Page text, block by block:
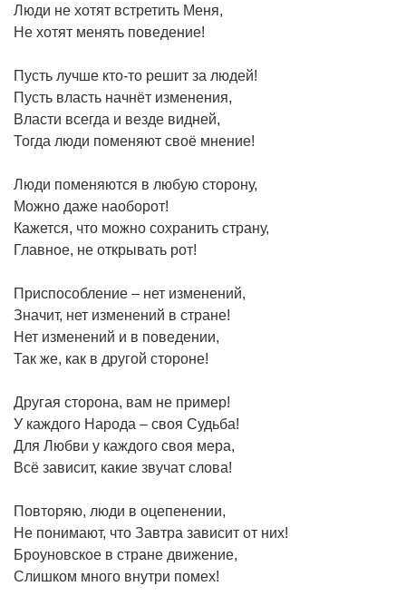
Люди не хотят встретить Меня,
Не хотят менять поведение!
Пусть лучше кто-то решит за людей!
Пусть власть начнёт изменения,
Власти всегда и везде видней,
Тогда люди поменяют своё мнение!
Люди поменяются в любую сторону,
Можно даже наоборот!
Кажется, что можно сохранить страну,
Главное, не открывать рот!
Приспособление – нет изменений,
Значит, нет изменений в стране!
Нет изменений и в поведении,
Так же, как в другой стороне!
Другая сторона, вам не пример!
У каждого Народа – своя Судьба!
Для Любви у каждого своя мера,
Всё зависит, какие звучат слова!
Повторяю, люди в оцепенении,
Не понимают, что Завтра зависит от них!
Броуновское в стране движение,
Слишком много внутри помех!